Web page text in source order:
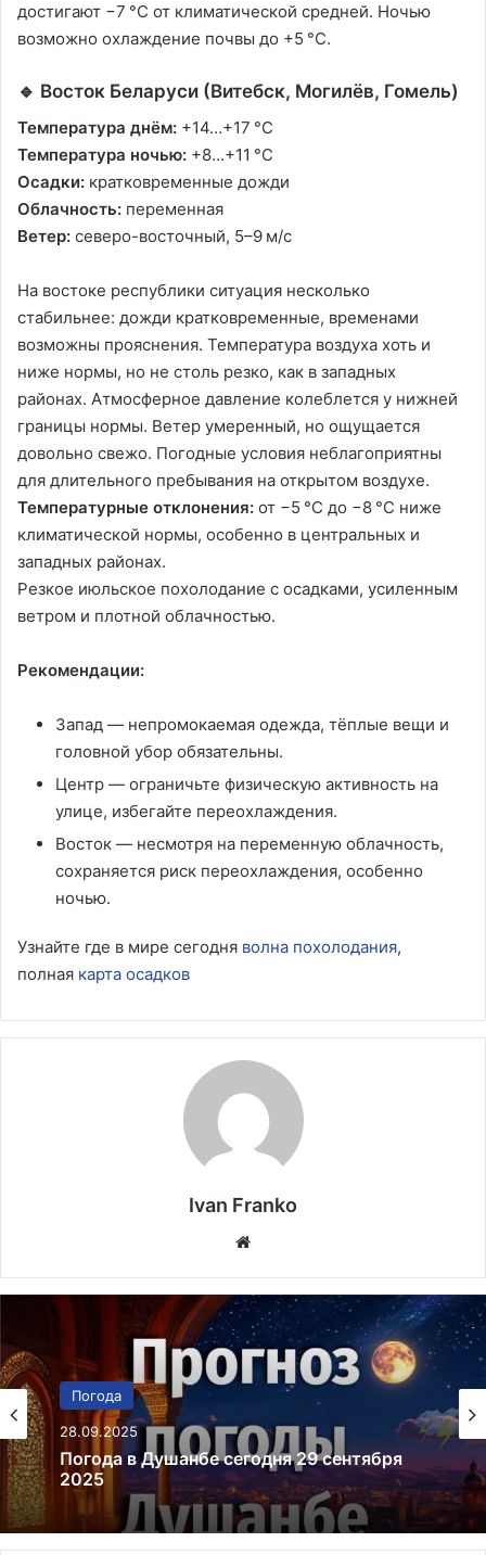
достигают −7 °C от климатической средней. Ночью
возможно охлаждение почвы до +5 °C.
🔹 Восток Беларуси (Витебск, Могилёв, Гомель)
Температура днём: +14…+17 °C
Температура ночью: +8…+11 °C
Осадки: кратковременные дожди
Облачность: переменная
Ветер: северо-восточный, 5–9 м/с
На востоке республики ситуация несколько
стабильнее: дожди кратковременные, временами
возможны прояснения. Температура воздуха хоть и
ниже нормы, но не столь резко, как в западных
районах. Атмосферное давление колеблется у нижней
границы нормы. Ветер умеренный, но ощущается
довольно свежо. Погодные условия неблагоприятны
для длительного пребывания на открытом воздухе.
Температурные отклонения: от −5 °C до −8 °C ниже
климатической нормы, особенно в центральных и
западных районах.
Резкое июльское похолодание с осадками, усиленным
ветром и плотной облачностью.
Рекомендации:
Запад — непромокаемая одежда, тёплые вещи и
головной убор обязательны.
Центр — ограничьте физическую активность на
улице, избегайте переохлаждения.
Восток — несмотря на переменную облачность,
сохраняется риск переохлаждения, особенно
ночью.
Узнайте где в мире сегодня волна похолодания,
полная карта осадков
Ivan Franko
Погода
28.09.2025
Погода
03.08.2025
Карта осадков 4 августа 2025: сегодня и
сейчас